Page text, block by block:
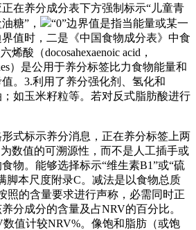
在养分成分表下方强制标示“儿童青
糖”，
“0”边界值是指当能量或某一
值时，二是《中国食物成分表》中食
酸（docosahexaenoic acid，
）是公用于养分标签比力食物能量和
。3.利用了养分强化剂、氢化和
；如玉米籽粒等。若对反式脂肪酸进行
标示养分消息，正在养分标签上两
数值的可溯源性，而不是人工插手或
物。能够选择标示“维生素B1”或“硫
脚本尺度附录C。减法是以食物总质
照的含量要求进行声称，必需同时正
分成分的含量及占NRV的百分比。
值计较NRV%。像饱和脂肪（或饱